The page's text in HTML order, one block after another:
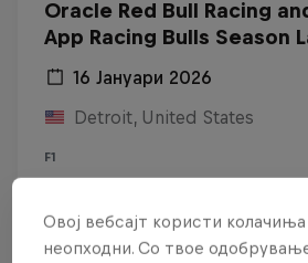
Oracle Red Bull Racing
App Racing Bulls Season
16 Јануари 2026
Detroit, United States
F1
Овој вебсајт користи
неопходни. Со твое